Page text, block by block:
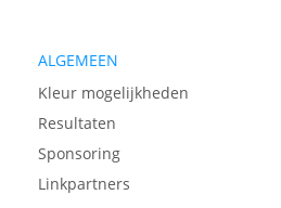
ALGEMEEN
Kleur mogelijkheden
Resultaten
Sponsoring
Linkpartners